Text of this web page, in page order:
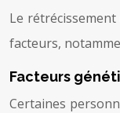
Le
facteurs,
Facteurs
Certaines